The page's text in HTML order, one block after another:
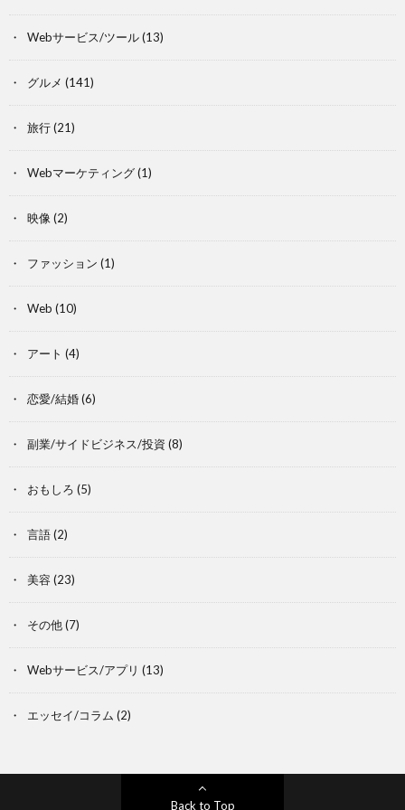
Webサービス/ツール(13)
グルメ (141)
旅行(21)
Webマーケティング(1)
映像 (2)
ファッション (1)
Web (10)
アート (4)
恋愛/結婚(6)
副業/サイドビジネス/投資 (8)
おもしろ (5)
言語(2)
美容 (23)
その他(7)
Webサービス/アプリ (13)
エッセイ/コラム (2)
Back to Top